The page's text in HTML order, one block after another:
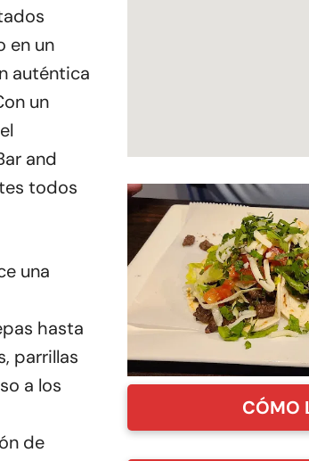
en un
auténtica
un
and
todos
una
hasta
parrillas
a los
de
CÓMO